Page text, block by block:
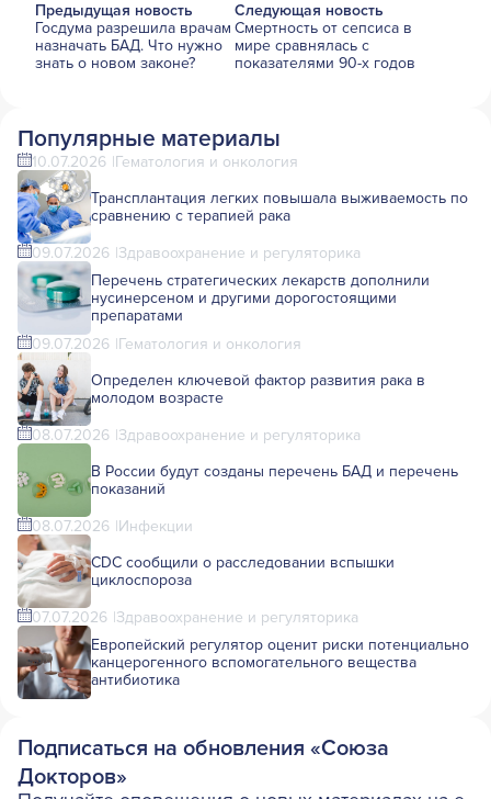
Предыдущая новость
Госдума разрешила врачам
назначать БАД. Что нужно
знать о новом законе?
Следующая новость
Смертность от сепсиса в
мире сравнялась с
показателями 90-х годов
Популярные материалы
10.07.2026 Гематология и онкология
Трансплантация легких повышала выживаемость по
сравнению с терапией рака
09.07.2026 Здравоохранение и регуляторика
Перечень стратегических лекарств дополнили
нусинерсеном и другими дорогостоящими
препаратами
09.07.2026 Гематология и онкология
Определен ключевой фактор развития рака в
молодом возрасте
08.07.2026 Здравоохранение и регуляторика
В России будут созданы перечень БАД и перечень
показаний
08.07.2026 Инфекции
CDC сообщили о расследовании вспышки
циклоспороза
07.07.2026 Здравоохранение и регуляторика
Европейский регулятор оценит риски потенциально
канцерогенного вспомогательного вещества
антибиотика
Подписаться на обновления «Союза
Докторов»